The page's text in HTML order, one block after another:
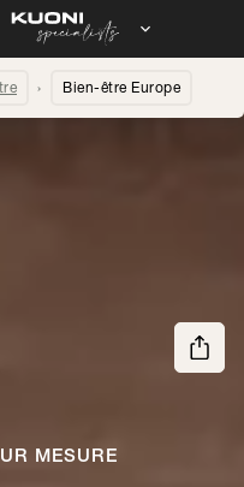
Bien-être Europe
MESURE